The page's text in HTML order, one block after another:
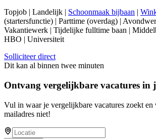
Topjob | Landelijk | Schoonmaak bijbaan |
(startersfunctie) | Parttime (overdag) |
Vakantiewerk | Tijdelijke fulltime baan |
HBO | Universiteit
Solliciteer direct
Dit kan al binnen twee minuten
Ontvang vergelijkbare vacatures in
Vul in waar je vergelijkbare vacatures zoekt en
mailadres niet!